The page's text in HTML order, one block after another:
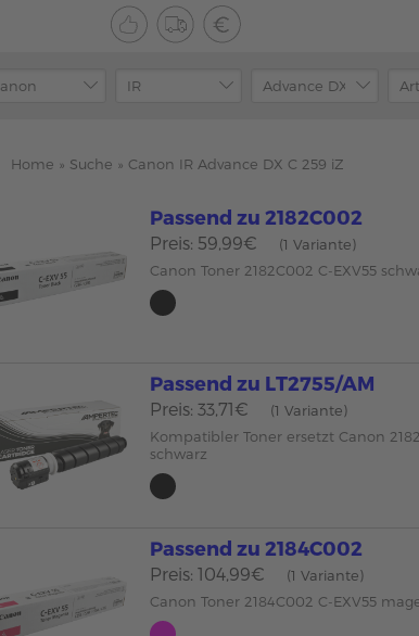
Home » Suche » Canon IR Advance DX C 259 iZ
Passend zu 2182C002
Preis: 59,99€
(1 Variante)
Canon Toner 2182C002 C-EXV55
Passend zu LT2755/AM
Preis: 33,71€
(1 Variante)
Kompatibler Toner ersetzt Canon
schwarz
Passend zu 2184C002
Preis: 104,99€
(1 Variante)
Canon Toner 2184C002 C-EXV55